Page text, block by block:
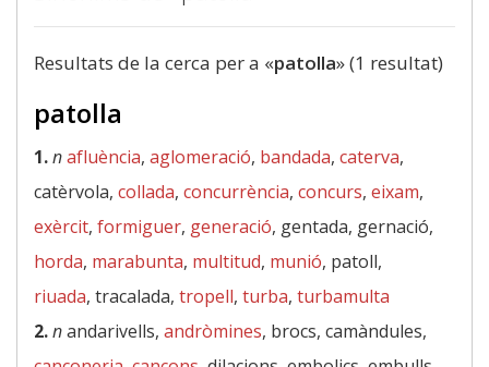
Resultats de la cerca per a «patolla» (1 resultat)
patolla
1.nafluència, aglomeració, bandada, caterva,
catèrvola, collada, concurrència, concurs, eixam,
exèrcit, formiguer, generació, gentada, gernació,
horda, marabunta, multitud, munió, patoll,
riuada, tracalada, tropell, turba, turbamulta
2.nandarivells, andròmines, brocs, camàndules,